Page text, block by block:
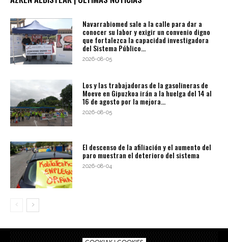
Navarrabiomed sale a la calle para dar a
conocer su labor y exigir un convenio digno
que fortalezca la capacidad investigadora
del Sistema Público...
2026-08-05
Los y las trabajadoras de la gasolineras de
Moeve en Gipuzkoa irán a la huelga del 14 al
16 de agosto por la mejora...
2026-08-05
El descenso de la afiliación y el aumento del
paro muestran el deterioro del sistema
2026-08-04